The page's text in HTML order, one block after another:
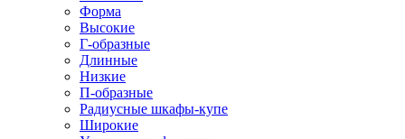
Форма
Высокие
Г-образные
Длинные
Низкие
П-образные
Радиусные шкафы-купе
Широкие